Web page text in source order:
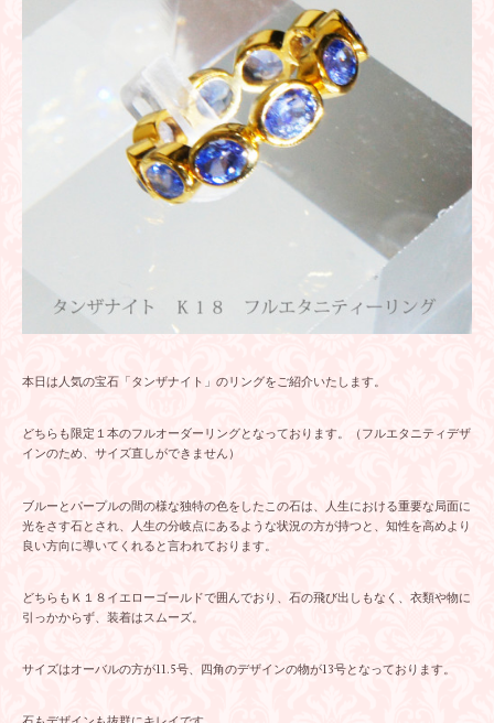
本日は人気の宝石「タンザナイト」のリングをご紹介いたします。
どちらも限定１本のフルオーダーリングとなっております。（フルエタニティデザ
インのため、サイズ直しができません）
ブルーとパープルの間の様な独特の色をしたこの石は、人生における重要な局面に
光をさす石とされ、人生の分岐点にあるような状況の方が持つと、知性を高めより
良い方向に導いてくれると言われております。
どちらもＫ１８イエローゴールドで囲んでおり、石の飛び出しもなく、衣類や物に
引っかからず、装着はスムーズ。
サイズはオーバルの方が11.5号、四角のデザインの物が13号となっております。